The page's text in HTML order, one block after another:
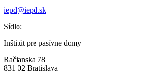
iepd@iepd.sk
Sídlo:
Inštitút pre pasívne domy
Račianska 78
831 02 Bratislava